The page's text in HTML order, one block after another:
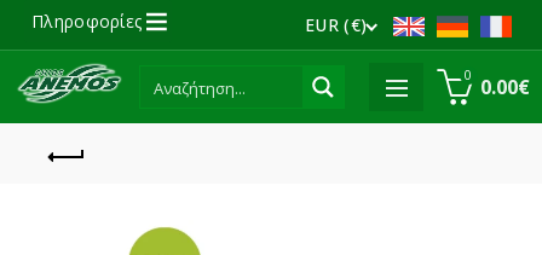
EUR (€)
Πληροφορίες
0 0.00€